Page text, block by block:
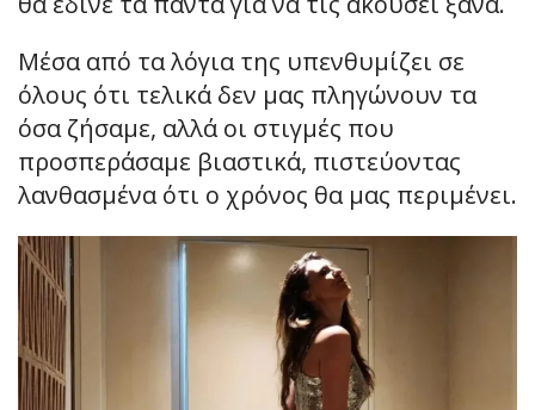
Μέσα από τα λόγια της υπενθυμίζει σε
όλους ότι τελικά δεν μας πληγώνουν τα
όσα ζήσαμε, αλλά οι στιγμές που
προσπεράσαμε βιαστικά, πιστεύοντας
λανθασμένα ότι ο χρόνος θα μας περιμένει.